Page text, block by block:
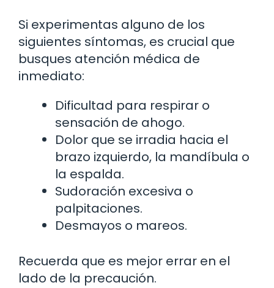
Si experimentas alguno de los
siguientes síntomas, es crucial que
busques atención médica de
inmediato:
Dificultad para respirar o
sensación de ahogo.
Dolor que se irradia hacia el
brazo izquierdo, la mandíbula o
la espalda.
Sudoración excesiva o
palpitaciones.
Desmayos o mareos.
Recuerda que es mejor errar en el
lado de la precaución.